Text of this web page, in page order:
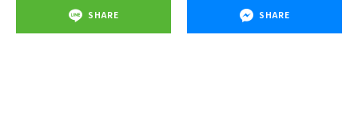
SHARE SHARE